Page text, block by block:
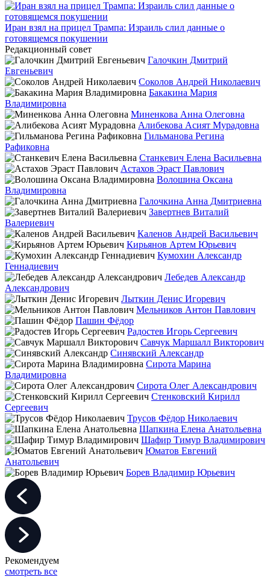
Иран взял на прицел Трампа: Израиль слил данные о
готовящемся покушении
Редакционный совет
Галочкин Дмитрий
Евгеньевич
Соколов Андрей Николаевич
Бакакина Мария
Владимировна
Миненкова Анна Олеговна
Алибекова Асият Мурадовна
Гильманова Регина
Рафиковна
Станкевич Елена Васильевна
Астахов Эраст Павлович
Волошина Оксана
Владимировна
Галочкина Анна Дмитриевна
Завертнев Виталий
Валериевич
Каленов Андрей Васильевич
Кирьянов Артем Юрьевич
Кумохин Александр
Геннадиевич
Лебедев Александр
Александрович
Лыткин Денис Игоревич
Мельников Антон Павлович
Пашин Фёдор
Радостев Игорь Сергеевич
Савчук Маршалл Викторович
Синявский Александр
Сирота Марина
Владимировна
Сирота Олег Александрович
Стенковский Кирилл
Сергеевич
Трусов Фёдор Николаевич
Шапкина Елена Анатольевна
Шафир Тимур Владимирович
Юматов Евгений
Анатольевич
Борев Владимир Юрьевич
Рекомендуем
смотреть все